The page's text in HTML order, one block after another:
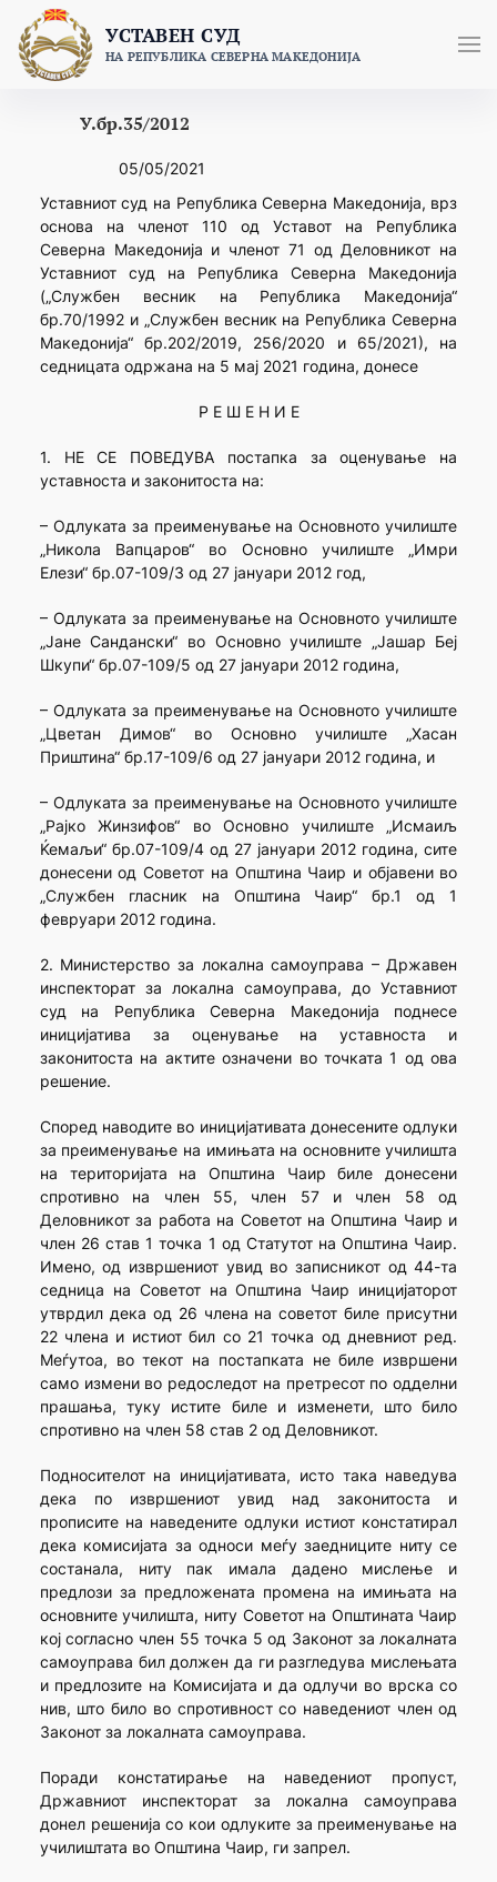
content
УСТАВЕН СУД
НА РЕПУБЛИКА СЕВЕРНА МАКЕДОНИЈА
У.бр.35/2012
05/05/2021
Уставниот суд на Република Северна Македонија, врз
основа на членот 110 од Уставот на Република
Северна Македонија и членот 71 од Деловникот на
Уставниот суд на Република Северна Македонија
(„Службен весник на Република Македонија“
бр.70/1992 и „Службен весник на Република Северна
Македонија“ бр.202/2019, 256/2020 и 65/2021), на
седницата одржана на 5 мај 2021 година, донесе
Р Е Ш Е Н И Е
1. НЕ СЕ ПОВЕДУВА постапка за оценување на
уставноста и законитоста на:
– Одлуката за преименување на Основното училиште
„Никола Вапцаров“ во Основно училиште „Имри
Елези“ бр.07-109/3 од 27 јануари 2012 год,
– Одлуката за преименување на Основното училиште
„Јане Сандански“ во Основно училиште „Јашар Беј
Шкупи“ бр.07-109/5 од 27 јануари 2012 година,
– Одлуката за преименување на Основното училиште
„Цветан Димов“ во Основно училиште „Хасан
Приштина“ бр.17-109/6 од 27 јануари 2012 година, и
– Одлуката за преименување на Основното училиште
„Рајко Жинзифов“ во Основно училиште „Исмаиљ
Ќемаљи“ бр.07-109/4 од 27 јануари 2012 година, сите
донесени од Советот на Општина Чаир и објавени во
„Службен гласник на Општина Чаир“ бр.1 од 1
февруари 2012 година.
2. Министерство за локална самоуправа – Државен
инспекторат за локална самоуправа, до Уставниот
суд на Република Северна Македонија поднесе
иницијатива за оценување на уставноста и
законитоста на актите означени во точката 1 од ова
решение.
Според наводите во иницијативата донесените одлуки
за преименување на имињата на основните училишта
на територијата на Општина Чаир биле донесени
спротивно на член 55, член 57 и член 58 од
Деловникот за работа на Советот на Општина Чаир и
член 26 став 1 точка 1 од Статутот на Општина Чаир.
Имено, од извршениот увид во записникот од 44-та
седница на Советот на Општина Чаир иницијаторот
утврдил дека од 26 члена на советот биле присутни
22 члена и истиот бил со 21 точка од дневниот ред.
Меѓутоа, во текот на постапката не биле извршени
само измени во редоследот на претресот по одделни
прашања, туку истите биле и изменети, што било
спротивно на член 58 став 2 од Деловникот.
Подносителот на иницијативата, исто така наведува
дека по извршениот увид над законитоста и
прописите на наведените одлуки истиот констатирал
дека комисијата за односи меѓу заедниците ниту се
состанала, ниту пак имала дадено мислење и
предлози за предложената промена на имињата на
основните училишта, ниту Советот на Општината Чаир
кој согласно член 55 точка 5 од Законот за локалната
самоуправа бил должен да ги разгледува мислењата
и предлозите на Комисијата и да одлучи во врска со
нив, што било во спротивност со наведениот член од
Законот за локалната самоуправа.
Поради констатирање на наведениот пропуст,
Државниот инспекторат за локална самоуправа
донел решенија со кои одлуките за преименување на
училиштата во Општина Чаир, ги запрел.